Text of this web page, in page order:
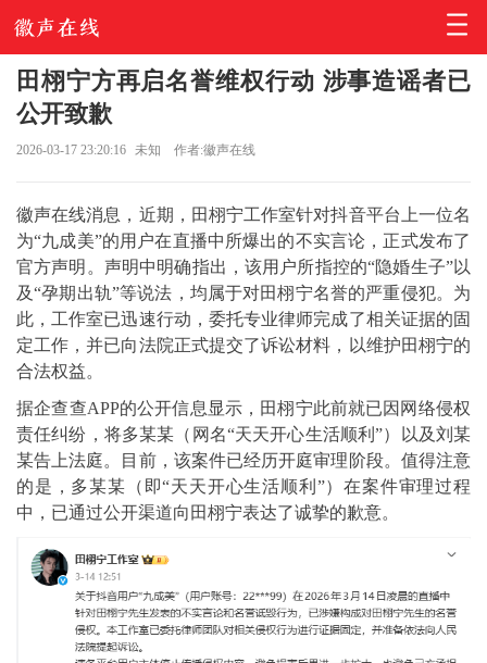
田栩宁方再启名誉维权行动 涉事造谣者已
公开致歉
2026-03-17 23:20:16 未知 作者:徽声在线
徽声在线消息，近期，田栩宁工作室针对抖音平台上一位名
为“九成美”的用户在直播中所爆出的不实言论，正式发布了
官方声明。声明中明确指出，该用户所指控的“隐婚生子”以
及“孕期出轨”等说法，均属于对田栩宁名誉的严重侵犯。为
此，工作室已迅速行动，委托专业律师完成了相关证据的固
定工作，并已向法院正式提交了诉讼材料，以维护田栩宁的
合法权益。
据企查查APP的公开信息显示，田栩宁此前就已因网络侵权
责任纠纷，将多某某（网名“天天开心生活顺利”）以及刘某
某告上法庭。目前，该案件已经历开庭审理阶段。值得注意
的是，多某某（即“天天开心生活顺利”）在案件审理过程
中，已通过公开渠道向田栩宁表达了诚挚的歉意。